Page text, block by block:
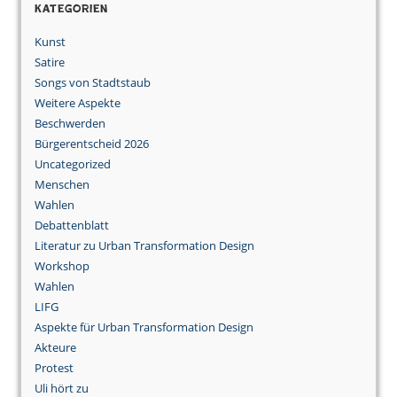
Kategorien
Kunst
Satire
Songs von Stadtstaub
Weitere Aspekte
Beschwerden
Bürgerentscheid 2026
Uncategorized
Menschen
Wahlen
Debattenblatt
Literatur zu Urban Transformation Design
Workshop
Wahlen
LIFG
Aspekte für Urban Transformation Design
Akteure
Protest
Uli hört zu